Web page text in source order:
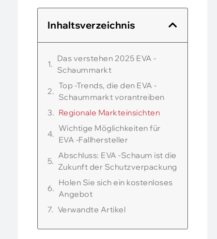
Inhaltsverzeichnis
Das verstehen 2025 EVA -
Schaummarkt
Top -Trends, die den EVA -
Schaummarkt vorantreiben
Regionale Markteinsichten
Wichtige Möglichkeiten für
EVA -Fallhersteller
Abschluss: EVA -Schaum ist die
Zukunft der Schutzverpackung
Holen Sie sich ein kostenloses
Angebot
Verwandte Artikel